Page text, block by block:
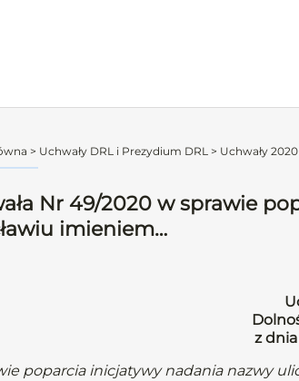
> Uchwały DRL i Prezydium DRL > Uchwały 2020
Nr 49/2020 w sprawie
imieniem…
z
poparcia inicjatywy nadania nazwy